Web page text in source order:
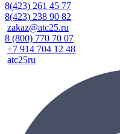
8(423) 261 45 77
8(423) 238 90 82
zakaz@atc25.ru
8 (800) 770 70 07
+7 914 704 12 48
atc25ru